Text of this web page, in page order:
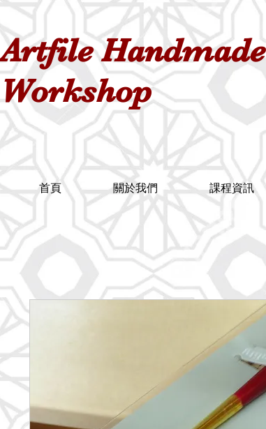
Artfile Handmade
Workshop
首頁 關於我們 課程資訊